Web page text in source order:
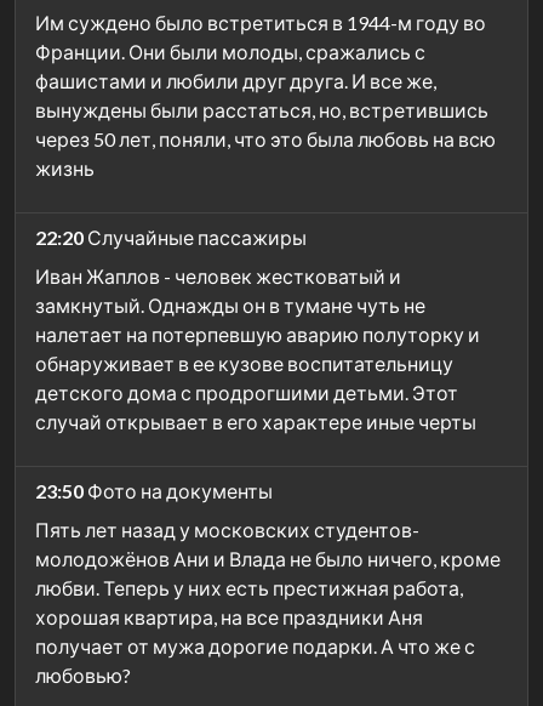
Им суждено было встретиться в 1944-м году во
Франции. Они были молоды, сражались с
фашистами и любили друг друга. И все же,
вынуждены были расстаться, но, встретившись
через 50 лет, поняли, что это была любовь на всю
жизнь
22:20 Случайные пассажиры
Иван Жаплов - человек жестковатый и
замкнутый. Однажды он в тумане чуть не
налетает на потерпевшую аварию полуторку и
обнаруживает в ее кузове воспитательницу
детского дома с продрогшими детьми. Этот
случай открывает в его характере иные черты
23:50 Фото на документы
Пять лет назад у московских студентов-
молодожёнов Ани и Влада не было ничего, кроме
любви. Теперь у них есть престижная работа,
хорошая квартира, на все праздники Аня
получает от мужа дорогие подарки. А что же с
любовью?